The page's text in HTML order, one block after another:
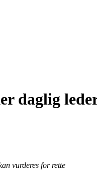
daglig
vurderes for rette